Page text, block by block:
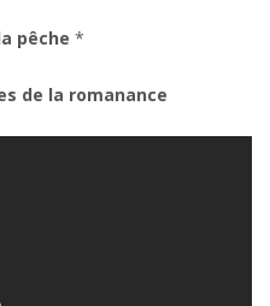
pêche *
de la romanance